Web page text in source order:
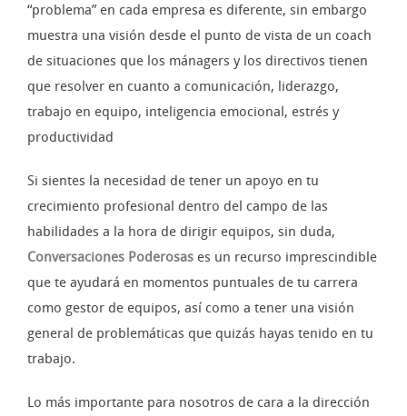
“problema” en cada empresa es diferente, sin embargo
muestra una visión desde el punto de vista de un coach
de situaciones que los mánagers y los directivos tienen
que resolver en cuanto a comunicación, liderazgo,
trabajo en equipo, inteligencia emocional, estrés y
productividad
Si sientes la necesidad de tener un apoyo en tu
crecimiento profesional dentro del campo de las
habilidades a la hora de dirigir equipos, sin duda,
Conversaciones Poderosas es un recurso imprescindible
que te ayudará en momentos puntuales de tu carrera
como gestor de equipos, así como a tener una visión
general de problemáticas que quizás hayas tenido en tu
trabajo.
Lo más importante para nosotros de cara a la dirección